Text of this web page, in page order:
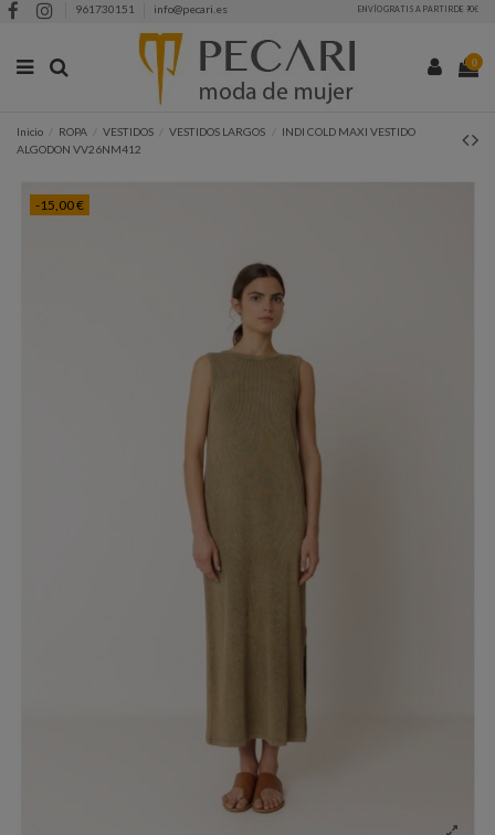
961730151 info@pecari.es ENVÍO GRATIS A PARTIR DE 90€
0
Inicio ROPA VESTIDOS VESTIDOS LARGOS
INDI COLD MAXI VESTIDO
ALGODON VV26NM412
-15,00 €